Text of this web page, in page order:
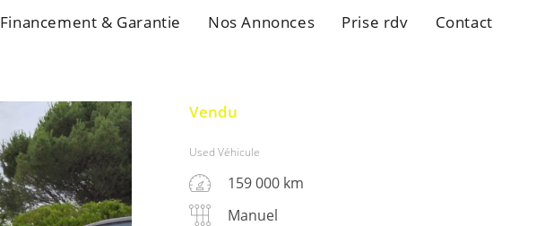
Financement & Garantie Nos Annonces Prise rdv Contact
Vendu
Used Véhicule
159 000 km
Manuel